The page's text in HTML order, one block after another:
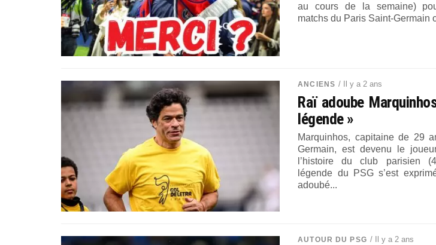
au cours de la semaine)
matchs du Paris Saint-Germain
ANCIENS / Il y a 2 ans
Raï adoube
légende »
Marquinhos, capitaine de 29
Germain, est devenu le
l’histoire du club parisien
légende du PSG s’est
adoubé...
AUTOUR DU PSG / Il y a 2 ans